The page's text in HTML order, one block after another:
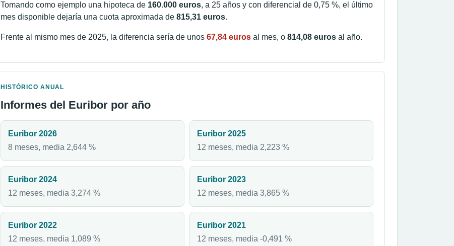
Tomando como ejemplo una hipoteca de 160.000 euros, a 25 años y con diferencial de 0,75 %, el último
mes disponible dejaría una cuota aproximada de 815,31 euros.
Frente al mismo mes de 2025, la diferencia sería de unos 67,84 euros al mes, o 814,08 euros al año.
HISTÓRICO ANUAL
Informes del Euribor por año
Euribor 2026
8 meses, media 2,644 %
Euribor 2025
12 meses, media 2,223 %
Euribor 2024
12 meses, media 3,274 %
Euribor 2023
12 meses, media 3,865 %
Euribor 2022
12 meses, media 1,089 %
Euribor 2021
12 meses, media -0,491 %